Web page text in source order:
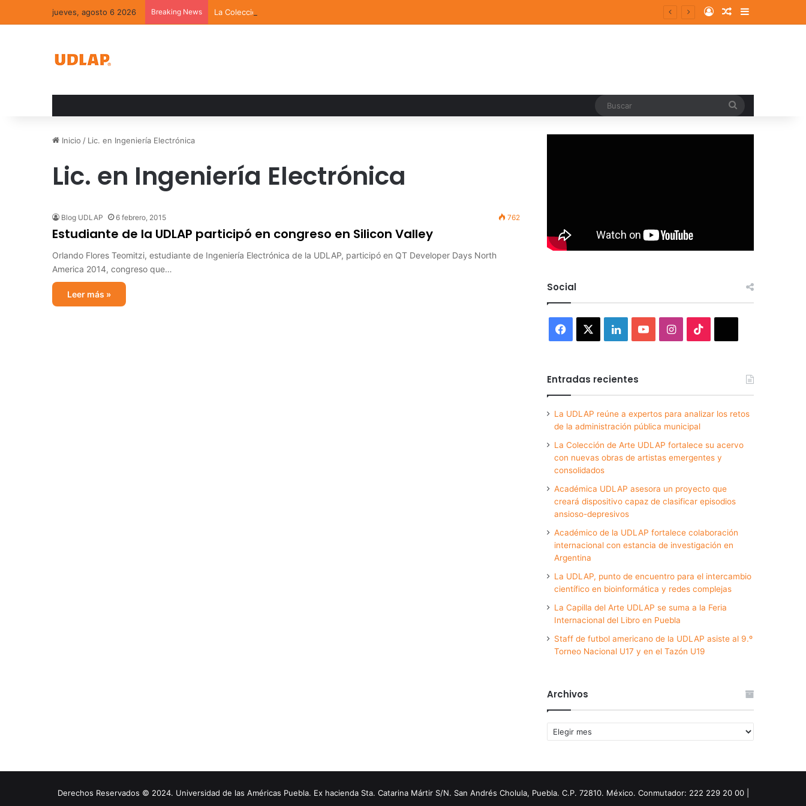
jueves, agosto 6 2026 Breaking News La Colección de Arte UDLAP fortalece su acervo con nuevas obras de artistas emergentes y consolidados Log InRandom Article
Sidebar
Inicio / Lic. en Ingeniería Electrónica
Lic. en Ingeniería Electrónica
Blog UDLAP 6 febrero, 2015 762
Estudiante de la UDLAP participó en congreso en Silicon Valley
Orlando Flores Teomitzi, estudiante de Ingeniería Electrónica de la UDLAP, participó en QT Developer Days North
America 2014, congreso que…
Leer más »
Social
Facebook LinkedInYouTubeInstagram
Entradas recientes
La UDLAP reúne a expertos para analizar los retos
de la administración pública municipal
La Colección de Arte UDLAP fortalece su acervo
con nuevas obras de artistas emergentes y
consolidados
Académica UDLAP asesora un proyecto que
creará dispositivo capaz de clasificar episodios
ansioso-depresivos
Académico de la UDLAP fortalece colaboración
internacional con estancia de investigación en
Argentina
La UDLAP, punto de encuentro para el intercambio
científico en bioinformática y redes complejas
La Capilla del Arte UDLAP se suma a la Feria
Internacional del Libro en Puebla
Staff de futbol americano de la UDLAP asiste al 9.º
Torneo Nacional U17 y en el Tazón U19
Archivos
Archivos
Derechos Reservados © 2024. Universidad de las Américas Puebla. Ex hacienda Sta. Catarina Mártir S/N. San Andrés Cholula, Puebla. C.P. 72810. México. Conmutador: 222 229 20 00 |